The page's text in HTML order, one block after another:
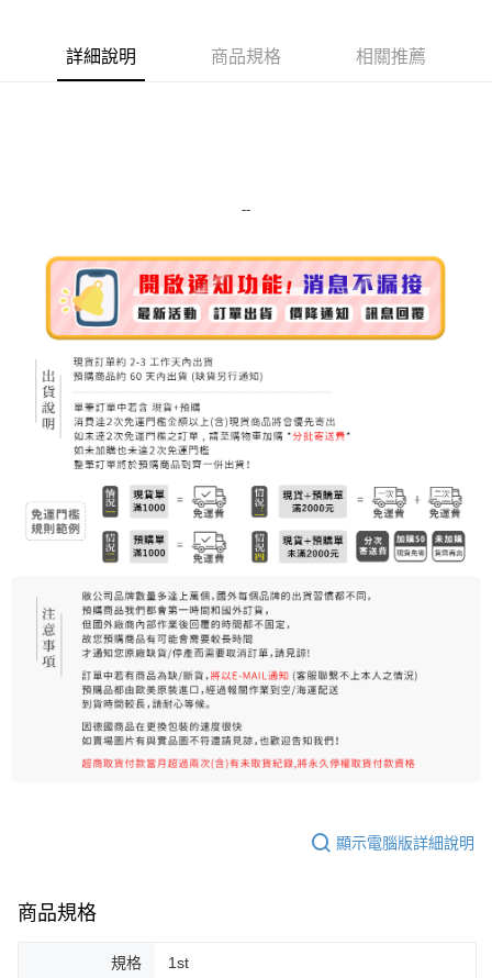
街口支付
全家取貨付款
每筆NT$80，滿NT$999(含以上)免運費
每筆NT$80，滿NT$999(含以上)免運費
7-11取貨付款
每筆NT$80，滿NT$999(含以上)免運費
7-11純取貨 (先付款
每筆NT$80，滿NT$999(含以上)免運費
每筆NT$100，滿NT$999(含以上)免運費
離島宅配（澎湖、金門、馬祖、小琉球）
每筆NT$250，滿NT$3,000(含以上)免運費
付款後門市自取
詳細說明 商品規格 相關推薦
--
顯示電腦版詳細說明
商品規格
規格 1st